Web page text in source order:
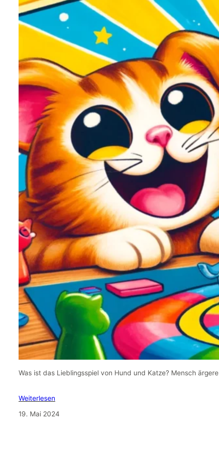
Was ist das Lieblingsspiel von Hund und Katze? Mensch
Weiterlesen
19. Mai 2024